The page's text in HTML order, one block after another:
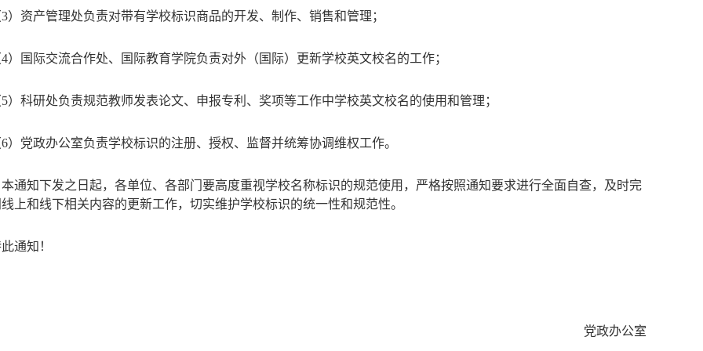
3）资产管理处负责对带有学校标识商品的开发、制作、销售和管理；
4）国际交流合作处、国际教育学院负责对外（国际）更新学校英文校名的工作；
5）科研处负责规范教师发表论文、 申报专利、 奖项等工作中学校英文校名的使用和管理；
6）党政办公室负责学校标识的注册、授权、监督并统筹协调维权工作。
通知下发之日起，各单位、各部门要高度重视学校名称标识的规范使用，严格按照通知要求进行全面自查，及时完
上和线下相关内容的更新工作，切实维护学校标识的统一性和规范性。
通知！
党政办公室